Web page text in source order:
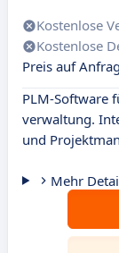
Kostenlose
Kostenlose
Preis auf
PLM-Software
verwaltung.
und
Mehr